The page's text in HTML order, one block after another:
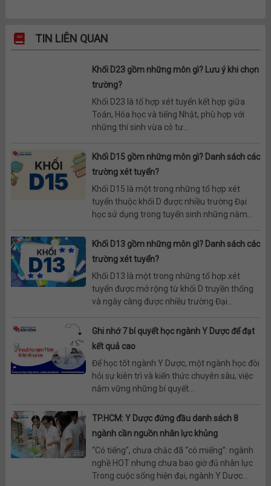
TIN LIÊN QUAN
Khối D23 gồm những môn gì? Lưu ý khi chọn
trường?
Khối D23 là tổ hợp xét tuyển kết hợp giữa
Toán, Hóa học và tiếng Nhật, phù hợp với
những thí sinh vừa có tư...
Khối D15 gồm những môn gì? Danh sách các
trường xét tuyển?
Khối D15 là một trong những tổ hợp xét
tuyển thuộc khối D được nhiều trường Đại
học sử dụng trong tuyển sinh những năm...
Khối D13 gồm những môn gì? Danh sách các
trường xét tuyển?
Khối D13 là một trong những tổ hợp xét
tuyển được mở rộng từ khối D truyền thống
và ngày càng được nhiều trường Đại...
Ghi nhớ 7 bí quyết học ngành Y Dược để đạt
kết quả cao
Để học tốt ngành Y Dược, một ngành học đòi
hỏi sự kiên trì và kiến thức chuyên sâu, việc
nắm vững những bí quyết...
TP.HCM: Y Dược đứng đầu danh sách 8
ngành cần nguồn nhân lực khủng
“Có tiếng”, chưa chắc đã “có miếng”: ngành
nghề HOT nhưng chưa bao giờ đủ nhân lực
Trong cuộc sống hiện đại, ngành Y Dược...